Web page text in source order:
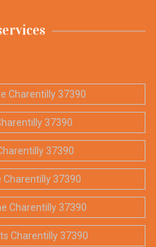
Charentilly 37390
37390
37390
37390
Charentilly 37390
Charentilly 37390